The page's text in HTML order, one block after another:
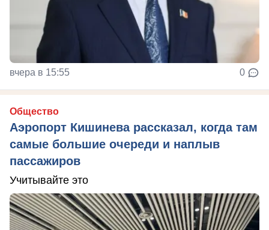
вчера в 15:55 0
Общество
Аэропорт Кишинева рассказал, когда там
самые большие очереди и наплыв
пассажиров
Учитывайте это